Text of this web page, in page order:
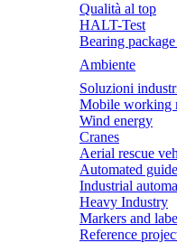
Qualità al top
HALT-Test
Bearing
Ambiente
Soluzioni
Mobile working
Wind energy
Cranes
Aerial rescue
Automated
Industrial
Heavy Industry
Markers and
Reference